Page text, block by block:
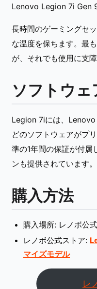
Lenovo Legion 7i Gen
長時間のゲーミングセ
な温度を保ちます。最
が、それでも使用に支障
ソフトウェ
Legion 7iには、
どのソフトウェアがプ
準の1年間の保証が付属
ンも提供されています。
購入方法
購入場所: レノボ公
レノボ公式ストア:
マイズモデル
レ